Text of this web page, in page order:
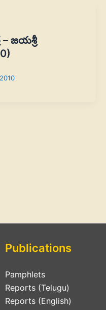
– జయశ్రీ
Publications
Pamphlets
Reports (Telugu)
Reports (English)